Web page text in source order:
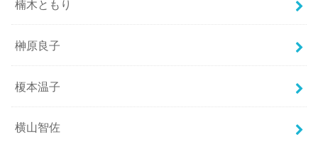
楠木ともり
榊原良子
榎本温子
横山智佐